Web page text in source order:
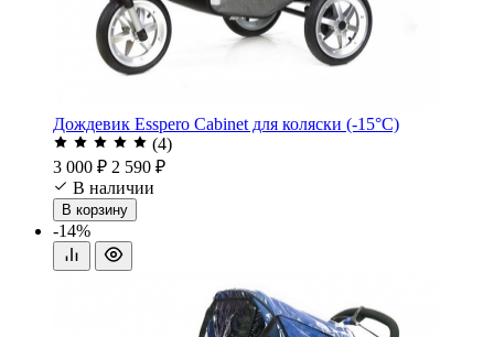
Дождевик Esspero Cabinet для коляски (-15°С)
(4)
3 000 ₽ 2 590 ₽
В наличии
В корзину
-14%